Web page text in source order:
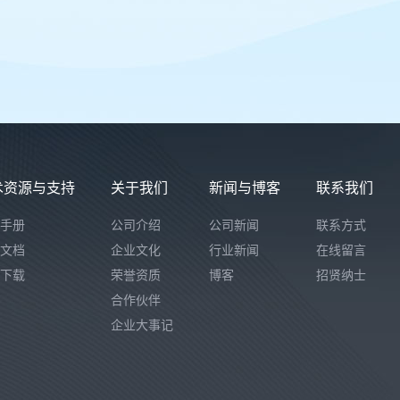
资源与支持
册
档
载
关于我们
公司介绍
企业文化
荣誉资质
合作伙伴
企业大事记
新闻与博客
公司新闻
行业新闻
博客
联系我们
联系方式
在线留言
招贤纳士